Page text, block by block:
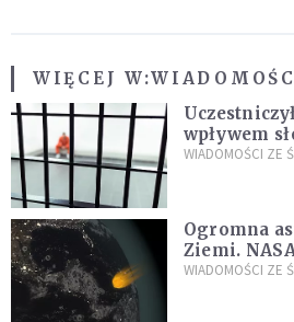
WIĘCEJ W:
wpływem
zdanie
WIADOMOŚCI ZE
Ogromna
Ziemi.
zagrożenia
WIADOMOŚCI ZE